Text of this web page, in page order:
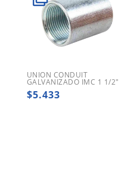
UNION CONDUIT
GALVANIZADO IMC 1 1/2″
$5.433